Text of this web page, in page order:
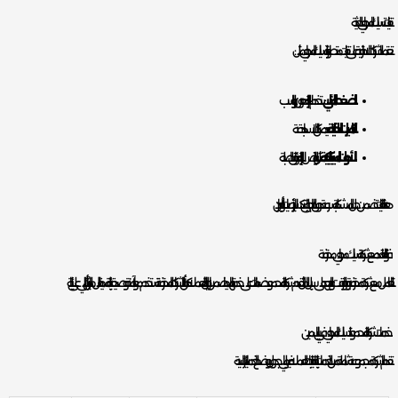
تقنيات تسليك المجاري الحديثة
تعتمد الشركات الاحترافية على تقنيات متطورة لتسليك المجاري، مثل:
الضغط المائي: يستخدم لإزالة الدهون والرواسب.
الكاميرات الداخلية: لتحديد مكان الانسداد بدقة.
الأدوات الميكانيكية: مثل النوابض لإزالة العوائق الصلبة.
هذه التقنيات تضمن حل المشكلة بسرعة دون الحاجة إلى تكسير الأرضيات أو الجدران.
فوائد التعاقد مع شركة تسليك مجاري محترفة
التعامل مع شركة محترفة يوفر الوقت والجهد. على سبيل المثال، تقدم شركة المحمود ضمانات على خدماتها، مما يضمن راحة البال للعملاء. كما أن الشركات المحترفة تستخدم مواد آمنة وصديقة للبيئة، مما يقلل من التأثير السلبي على البيئة.
خدمات شركة المحمود لتسليك المجاري في الياسمين
تقدم الشركة مجموعة شاملة من الخدمات لتلبية احتياجات العملاء. فيما يلي جدول يوضح الخدمات الرئيسية: